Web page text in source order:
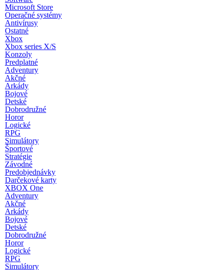
Microsoft Store
Operačné systémy
Antivírusy
Ostatné
Xbox
Xbox series X/S
Konzoly
Predplatné
Adventury
Akčné
Arkády
Bojové
Detské
Dobrodružné
Horor
Logické
RPG
Simulátory
Športové
Stratégie
Závodné
Predobjednávky
Darčekové karty
XBOX One
Adventury
Akčné
Arkády
Bojové
Detské
Dobrodružné
Horor
Logické
RPG
Simulátory